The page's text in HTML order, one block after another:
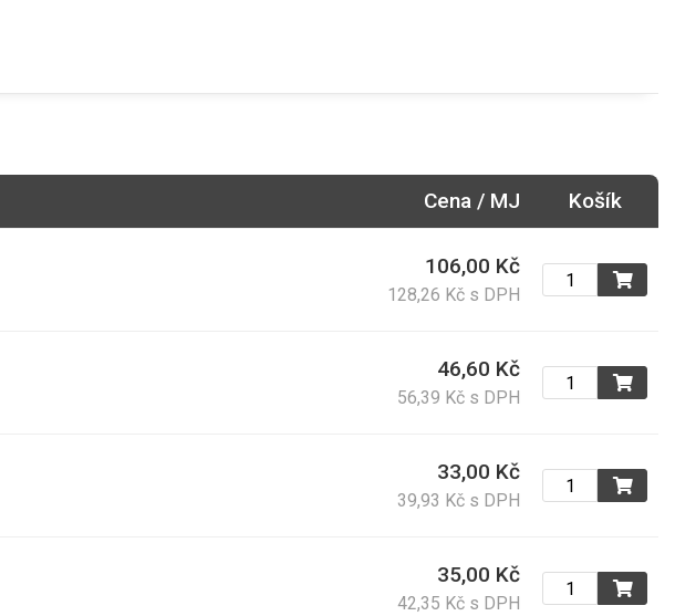
Cena / MJ Košík
106,00 Kč
128,26 Kč s DPH
46,60 Kč
56,39 Kč s DPH
33,00 Kč
39,93 Kč s DPH
35,00 Kč
42,35 Kč s DPH